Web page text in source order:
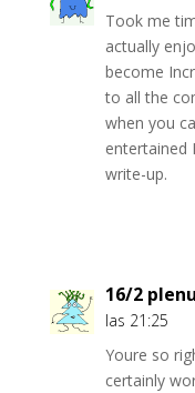
Took me
actually
become
to all the
when you
entertained
write-up.
16/2
las 21:25
Youre so
certainly